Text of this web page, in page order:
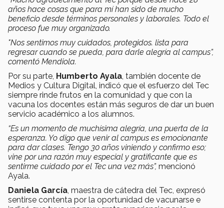
años hace cosas que para mí han sido de mucho
beneficio desde términos personales y laborales. Todo el
proceso fue muy organizado.
"Nos sentimos muy cuidados, protegidos. lista para
regresar cuando se pueda, para darle alegría al campus”,
comentó Mendiola.
Por su parte, Humberto Ayala, también docente de
Medios y Cultura Digital, indicó que el esfuerzo del Tec
siempre rinde frutos en la comunidad y que con la
vacuna los docentes están más seguros de dar un buen
servicio académico a los alumnos.
“Es un momento de muchísima alegría, una puerta de la
esperanza. Yo digo que venir al campus es emocionante
para dar clases. Tengo 30 años viniendo y confirmo eso;
vine por una razón muy especial y gratificante que es
sentirme cuidado por el Tec una vez más”, mencionó
Ayala.
Daniela García, maestra de cátedra del Tec, expresó
sentirse contenta por la oportunidad de vacunarse e